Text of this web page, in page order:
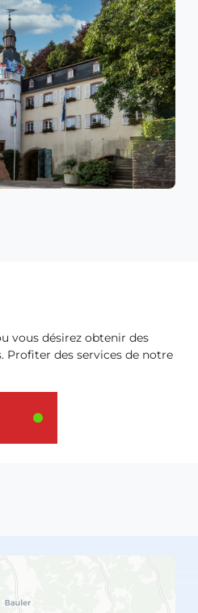
vous désirez obtenir des
Profiter des services de notre